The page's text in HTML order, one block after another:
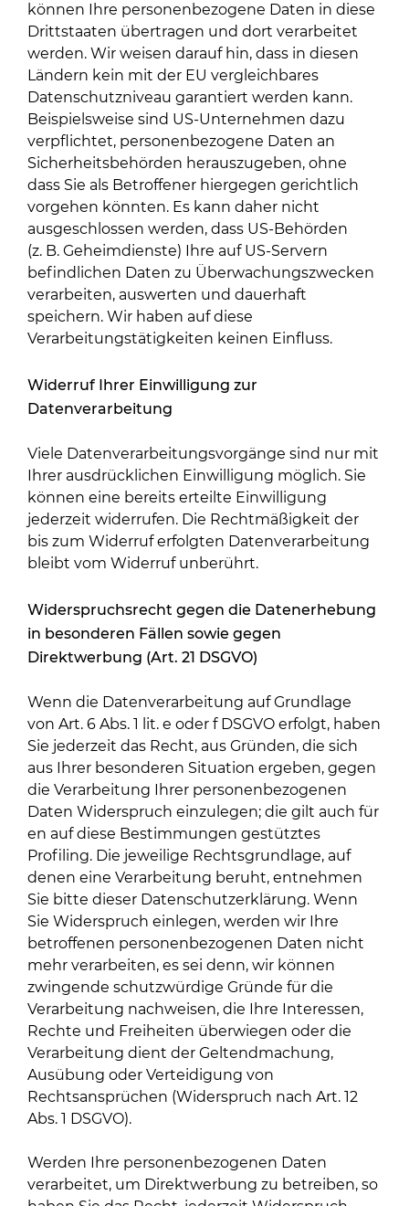
können Ihre personenbezogene Daten in diese
Drittstaaten übertragen und dort verarbeitet
werden. Wir weisen darauf hin, dass in diesen
Ländern kein mit der EU vergleichbares
Datenschutzniveau garantiert werden kann.
Beispielsweise sind US-Unternehmen dazu
verpflichtet, personenbezogene Daten an
Sicherheitsbehörden herauszugeben, ohne
dass Sie als Betroffener hiergegen gerichtlich
vorgehen könnten. Es kann daher nicht
ausgeschlossen werden, dass US-Behörden
(z. B. Geheimdienste) Ihre auf US-Servern
befindlichen Daten zu Überwachungszwecken
verarbeiten, auswerten und dauerhaft
speichern. Wir haben auf diese
Verarbeitungstätigkeiten keinen Einfluss.
Widerruf Ihrer Einwilligung zur
Datenverarbeitung
Viele Datenverarbeitungsvorgänge sind nur mit
Ihrer ausdrücklichen Einwilligung möglich. Sie
können eine bereits erteilte Einwilligung
jederzeit widerrufen. Die Rechtmäßigkeit der
bis zum Widerruf erfolgten Datenverarbeitung
bleibt vom Widerruf unberührt.
Widerspruchsrecht gegen die Datenerhebung
in besonderen Fällen sowie gegen
Direktwerbung (Art. 21 DSGVO)
Wenn die Datenverarbeitung auf Grundlage
von Art. 6 Abs. 1 lit. e oder f DSGVO erfolgt, haben
Sie jederzeit das Recht, aus Gründen, die sich
aus Ihrer besonderen Situation ergeben, gegen
die Verarbeitung Ihrer personenbezogenen
Daten Widerspruch einzulegen; die gilt auch für
en auf diese Bestimmungen gestütztes
Profiling. Die jeweilige Rechtsgrundlage, auf
denen eine Verarbeitung beruht, entnehmen
Sie bitte dieser Datenschutzerklärung. Wenn
Sie Widerspruch einlegen, werden wir Ihre
betroffenen personenbezogenen Daten nicht
mehr verarbeiten, es sei denn, wir können
zwingende schutzwürdige Gründe für die
Verarbeitung nachweisen, die Ihre Interessen,
Rechte und Freiheiten überwiegen oder die
Verarbeitung dient der Geltendmachung,
Ausübung oder Verteidigung von
Rechtsansprüchen (Widerspruch nach Art. 12
Abs. 1 DSGVO).
Werden Ihre personenbezogenen Daten
verarbeitet, um Direktwerbung zu betreiben, so